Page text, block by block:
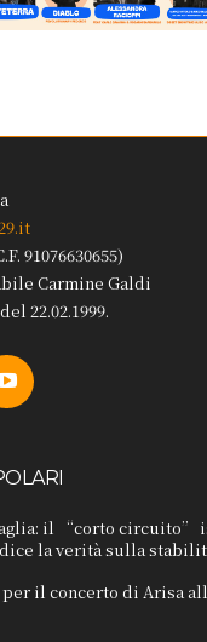
91076630655)
Carmine Galdi
22.02.1999.
il “corto circuito”
dice la verità sulla
per il concerto di Arisa